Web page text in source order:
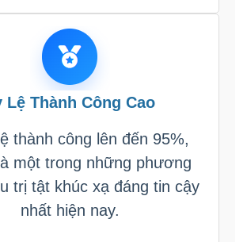
Lệ Thành Công Cao
thành công lên đến 95%,
một trong những phương
trị tật khúc xạ đáng tin cậy
nhất hiện nay.